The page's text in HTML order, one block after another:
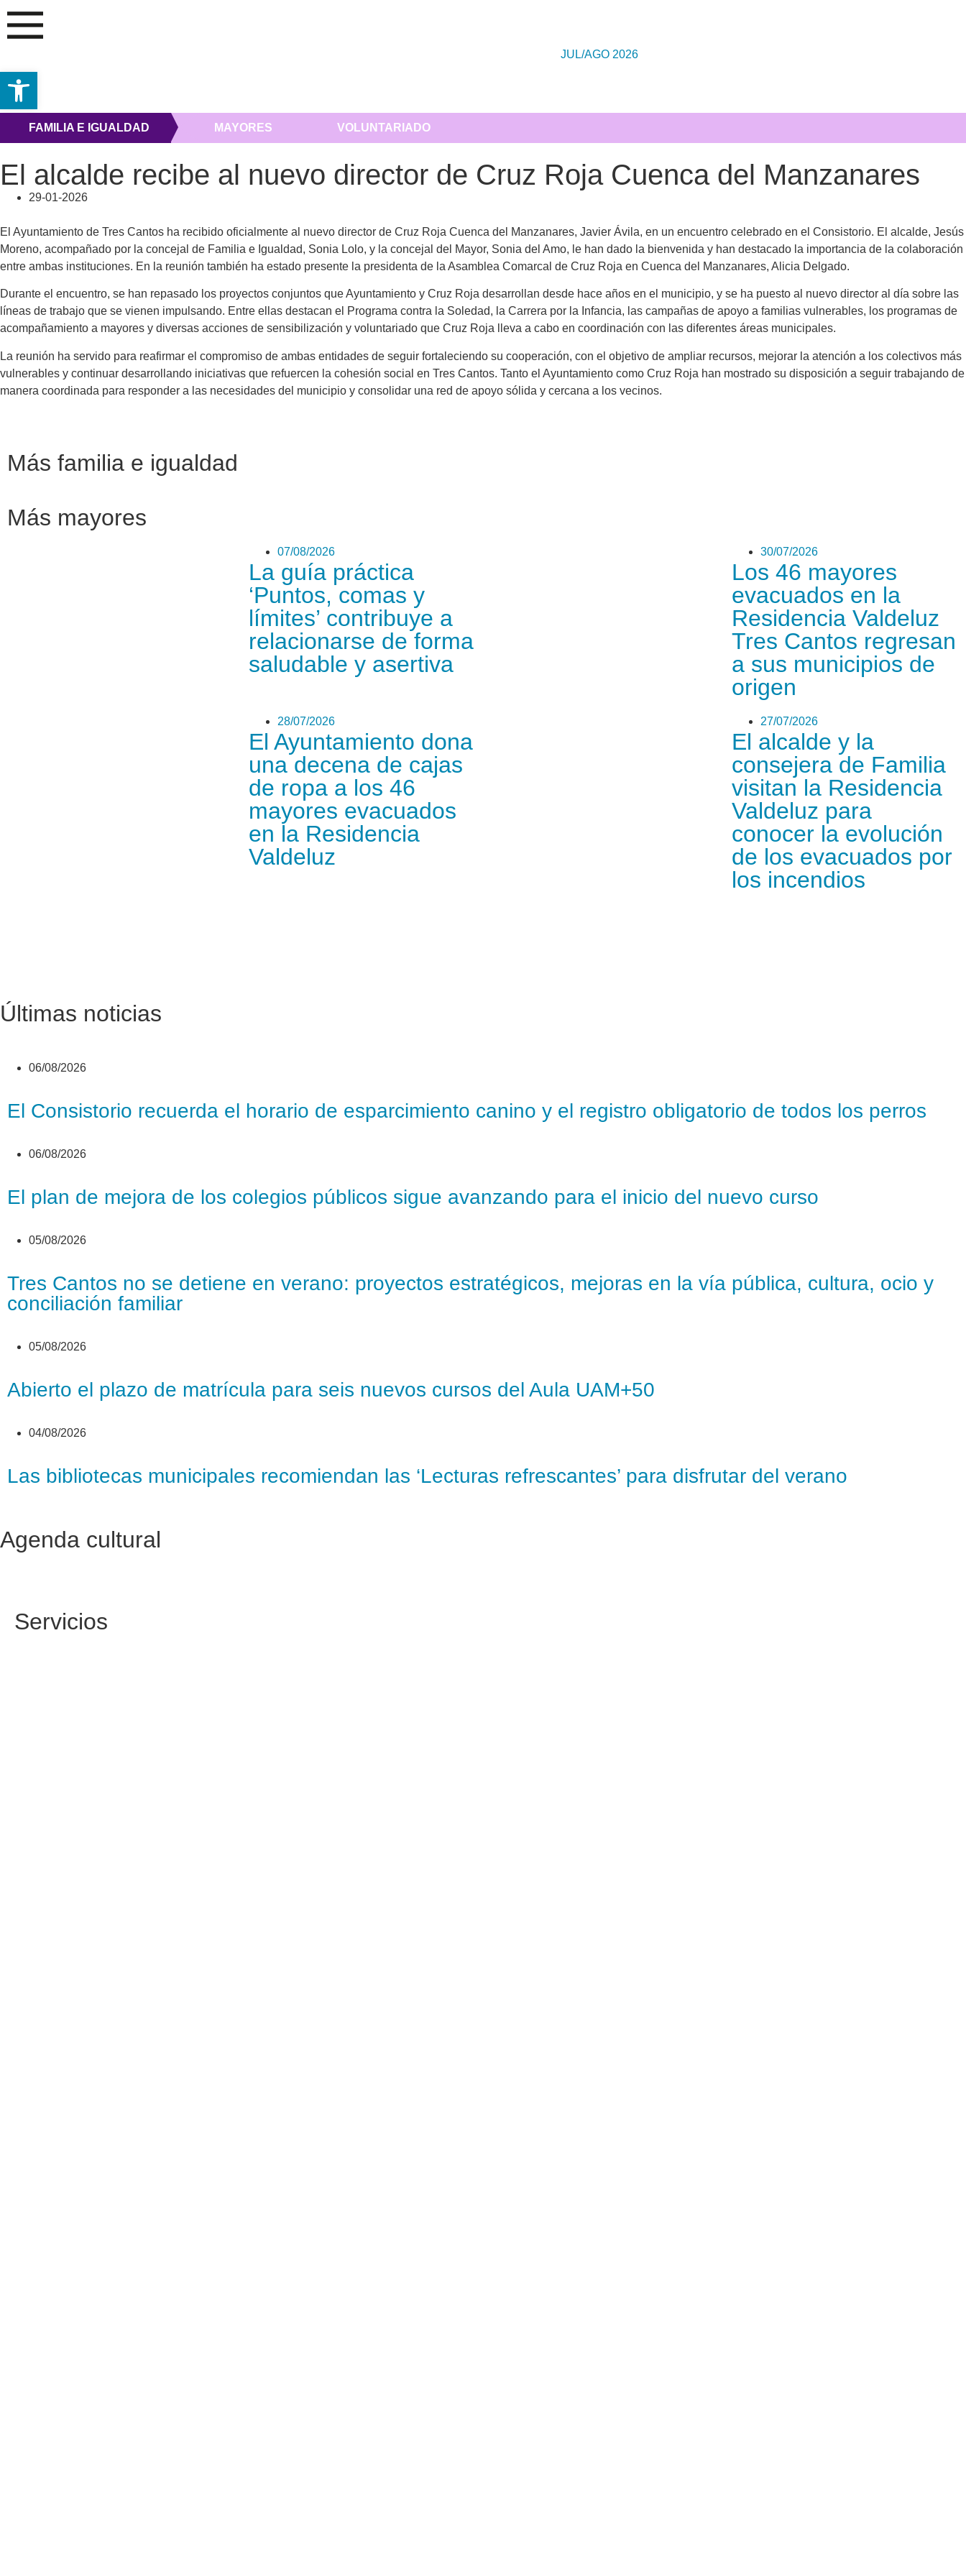
JUL/AGO 2026
FAMILIA E IGUALDAD MAYORES VOLUNTARIADO
El alcalde recibe al nuevo director de Cruz Roja Cuenca del Manzanares
29-01-2026
El Ayuntamiento de Tres Cantos ha recibido oficialmente al nuevo director de Cruz Roja Cuenca del Manzanares, Javier Ávila, en un encuentro celebrado en el Consistorio. El alcalde, Jesús
Moreno, acompañado por la concejal de Familia e Igualdad, Sonia Lolo, y la concejal del Mayor, Sonia del Amo, le han dado la bienvenida y han destacado la importancia de la colaboración
entre ambas instituciones. En la reunión también ha estado presente la presidenta de la Asamblea Comarcal de Cruz Roja en Cuenca del Manzanares, Alicia Delgado.
Durante el encuentro, se han repasado los proyectos conjuntos que Ayuntamiento y Cruz Roja desarrollan desde hace años en el municipio, y se ha puesto al nuevo director al día sobre las
líneas de trabajo que se vienen impulsando. Entre ellas destacan el Programa contra la Soledad, la Carrera por la Infancia, las campañas de apoyo a familias vulnerables, los programas de
acompañamiento a mayores y diversas acciones de sensibilización y voluntariado que Cruz Roja lleva a cabo en coordinación con las diferentes áreas municipales.
La reunión ha servido para reafirmar el compromiso de ambas entidades de seguir fortaleciendo su cooperación, con el objetivo de ampliar recursos, mejorar la atención a los colectivos más
vulnerables y continuar desarrollando iniciativas que refuercen la cohesión social en Tres Cantos. Tanto el Ayuntamiento como Cruz Roja han mostrado su disposición a seguir trabajando de
manera coordinada para responder a las necesidades del municipio y consolidar una red de apoyo sólida y cercana a los vecinos.
Más familia e igualdad
Más mayores
07/08/2026
La guía práctica
‘Puntos, comas y
límites’ contribuye a
relacionarse de forma
saludable y asertiva
30/07/2026
Los 46 mayores
evacuados en la
Residencia Valdeluz
Tres Cantos regresan
a sus municipios de
origen
28/07/2026
El Ayuntamiento dona
una decena de cajas
de ropa a los 46
mayores evacuados
en la Residencia
Valdeluz
27/07/2026
El alcalde y la
consejera de Familia
visitan la Residencia
Valdeluz para
conocer la evolución
de los evacuados por
los incendios
Últimas noticias
06/08/2026
El Consistorio recuerda el horario de esparcimiento canino y el registro obligatorio de todos los perros
06/08/2026
El plan de mejora de los colegios públicos sigue avanzando para el inicio del nuevo curso
05/08/2026
Tres Cantos no se detiene en verano: proyectos estratégicos, mejoras en la vía pública, cultura, ocio y
conciliación familiar
05/08/2026
Abierto el plazo de matrícula para seis nuevos cursos del Aula UAM+50
04/08/2026
Las bibliotecas municipales recomiendan las ‘Lecturas refrescantes’ para disfrutar del verano
Agenda cultural
Servicios
Abrir barra de herramientas